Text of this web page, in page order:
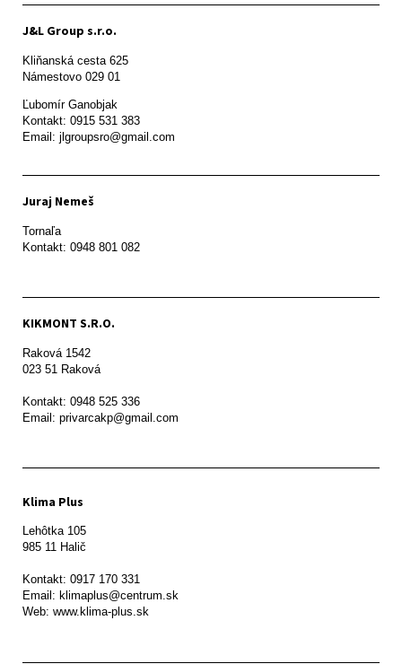
J&L Group s.r.o.
Kliňanská cesta 625
Námestovo 029 01
Ľubomír Ganobjak
Kontakt: 0915 531 383
Email: jlgroupsro@gmail.com
Juraj Nemeš
Tornaľa
Kontakt: 0948 801 082
KIKMONT S.R.O.
Raková 1542
023 51 Raková
Kontakt: 0948 525 336
Email: privarcakp@gmail.com
Klima Plus
Lehôtka 105
985 11 Halič
Kontakt: 0917 170 331
Email: klimaplus@centrum.sk